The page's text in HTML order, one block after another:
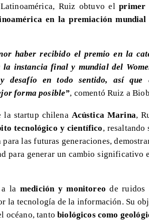
Ruiz obtuvo elprimer
en la premiación
haber recibido el premio en la
instancia final y mundial del
desafío en todo sentido, así que
forma posible”, comentó Ruiz a
la startup chilena Acústica Marina,
tecnológico y científico, resaltando
las futuras generaciones,
para generar un cambio significativo
a la medición y monitoreode ruidos
la tecnología de la información. Su
océano, tanto biológicos como